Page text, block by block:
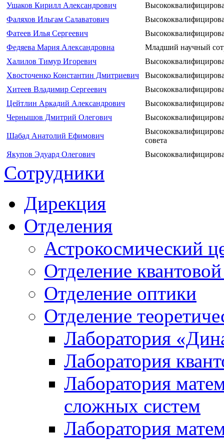
Ушаков Кирилл Александрович
Фаляхов Ильгам Салаватович
Фатеев Илья Сергеевич
Федяева Мария Александровна
Младший научный
Халилов Тимур Игоревич
Хвосточенко Константин Дмитриевич
Хитеев Владимир Сергеевич
Цейтлин Аркадий Александрович
Чернышов Дмитрий Олегович
Шабад Анатолий Ефимович
совета
Якупов Эдуард Олегович
Сотрудники
Дирекция
Отделения
Астрокосмический
Отделение
Отделение оптики
Отделение
Лаборатория
Лаборатория
Лаборатория
сложных систем
Лаборатория